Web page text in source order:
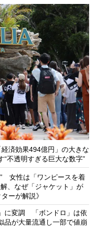
済効果494億円」の大きな
不透明すぎる巨大な数字”
女性は「ワンピースを着
、なぜ「ジャケット」が
ーが解説》
に変調 「ボンドロ」は依
品が大量流通し一部で値崩